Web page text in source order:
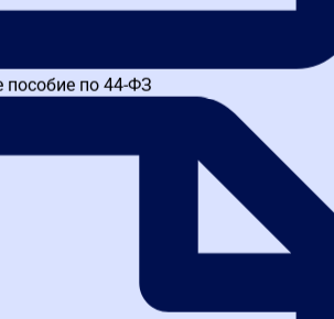
требования к оборудованию учебной
заказчик неправомерно потребовал
акустической системы, проектора
не менее 130 дюймов и системы
По мнению заявителя, эти
не являются обязательными по
ограничивают круг потенциальных
пособие по 44-ФЗ